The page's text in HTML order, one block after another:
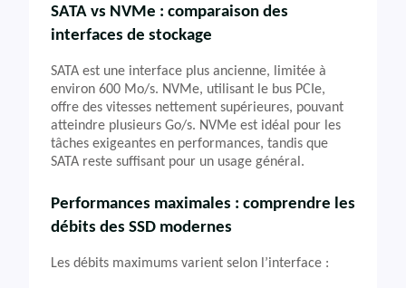
SATA vs NVMe : comparaison des
interfaces de stockage
SATA est une interface plus ancienne, limitée à
environ 600 Mo/s. NVMe, utilisant le bus PCIe,
offre des vitesses nettement supérieures, pouvant
atteindre plusieurs Go/s. NVMe est idéal pour les
tâches exigeantes en performances, tandis que
SATA reste suffisant pour un usage général.
Performances maximales : comprendre les
débits des SSD modernes
Les débits maximums varient selon l’interface :